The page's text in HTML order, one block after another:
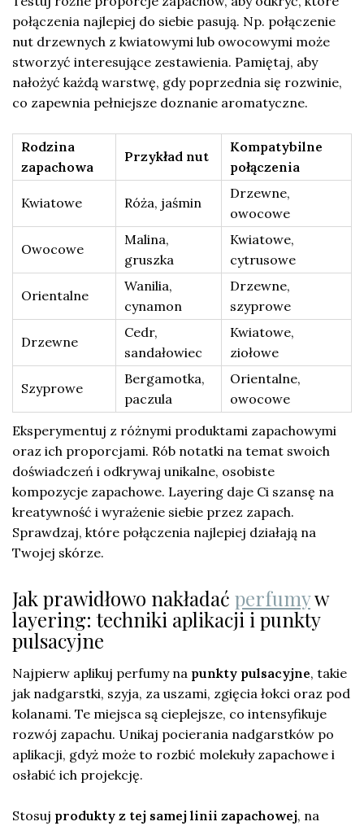
połączenia najlepiej do siebie pasują. Np. połączenie
nut drzewnych z kwiatowymi lub owocowymi może
stworzyć interesujące zestawienia. Pamiętaj, aby
nałożyć każdą warstwę, gdy poprzednia się rozwinie,
co zapewnia pełniejsze doznanie aromatyczne.
Rodzina
zapachowa
Przykład nut
Kompatybilne
połączenia
Kwiatowe Róża, jaśmin
Drzewne,
owocowe
Owocowe
Malina,
gruszka
Kwiatowe,
cytrusowe
Orientalne
Wanilia,
cynamon
Drzewne,
szyprowe
Drzewne
Cedr,
sandałowiec
Kwiatowe,
ziołowe
Szyprowe
Bergamotka,
paczula
Orientalne,
owocowe
Eksperymentuj z różnymi produktami zapachowymi
oraz ich proporcjami. Rób notatki na temat swoich
doświadczeń i odkrywaj unikalne, osobiste
kompozycje zapachowe. Layering daje Ci szansę na
kreatywność i wyrażenie siebie przez zapach.
Sprawdzaj, które połączenia najlepiej działają na
Twojej skórze.
Jak prawidłowo nakładać perfumyw
layering: techniki aplikacji i punkty
pulsacyjne
Najpierw aplikuj perfumy na punkty pulsacyjne, takie
jak nadgarstki, szyja, za uszami, zgięcia łokci oraz pod
kolanami. Te miejsca są cieplejsze, co intensyfikuje
rozwój zapachu. Unikaj pocierania nadgarstków po
aplikacji, gdyż może to rozbić molekuły zapachowe i
osłabić ich projekcję.
Stosuj produkty z tej samej linii zapachowej, na